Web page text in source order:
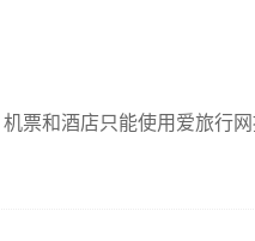
票和酒店只能使用爱旅行